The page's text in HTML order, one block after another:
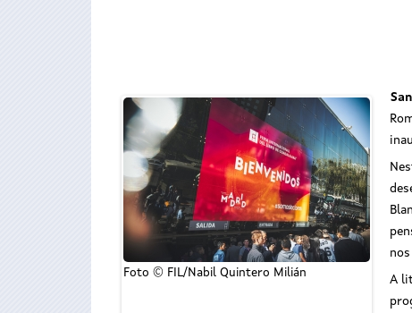
Foto © FIL/Nabil Quintero Milián
A
Libro
A